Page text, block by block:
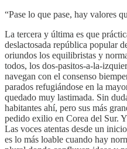
“Pase lo que pase, hay valores
La tercera y última es que
deslactosada república popular
oriundos los equilibristas y
todos, los dos-pasitos-a-la-
navegan con el consenso
parados refugiándose en la
quedado muy lastimada. Sin
habitantes ahí, pero sus más
pedido exilio en Corea del Sur.
Las voces atentas desde un
es lo más loable cuando hay